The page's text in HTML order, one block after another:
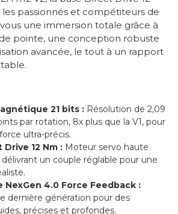
passionnés et compétiteurs de
une immersion totale grâce à
pointe, une conception robuste
avancée, le tout à un rapport
21 bits : Résolution de 2,09
par rotation, 8x plus que la V1, pour
ultra-précis.
12 Nm : Moteur servo haute
un couple réglable pour une
NexGen 4.0 Force Feedback :
dernière génération pour des
précises et profondes.